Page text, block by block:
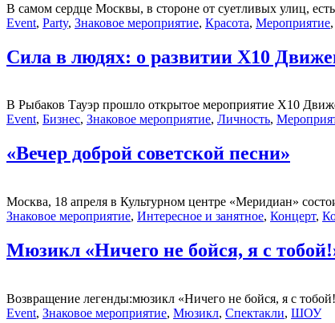
В самом сердце Москвы, в стороне от суетливых улиц,
Event, Party, Знаковое мероприятие, Красота, Мероприятие,
Сила в людях: о развитии Х10
В Рыбаков Тауэр прошло открытое мероприятие X10
Event, Бизнес, Знаковое мероприятие, Личность,
«Вечер доброй советской песни»
Москва, 18 апреля в Культурном центре «Меридиан»
Знаковое мероприятие, Интересное и занятное, Концерт,
Мюзикл «Ничего не бойся, я с
Возвращение легенды:мюзикл «Ничего не бойся, я с
Event, Знаковое мероприятие, Мюзикл, Спектакли, ШОУ